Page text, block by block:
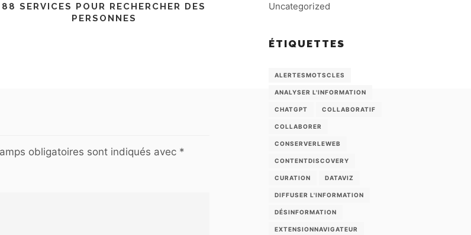
88 SERVICES POUR RECHERCHER DES
PERSONNES
obligatoires sont indiqués avec *
Uncategorized
ÉTIQUETTES
ALERTESMOTSCLES
ANALYSER L'INFORMATION
CHATGPT COLLABORATIF
COLLABORER
CONSERVERLEWEB
CONTENTDISCOVERY
CURATION DATAVIZ
DIFFUSER L'INFORMATION
DÉSINFORMATION
EXTENSIONNAVIGATEUR